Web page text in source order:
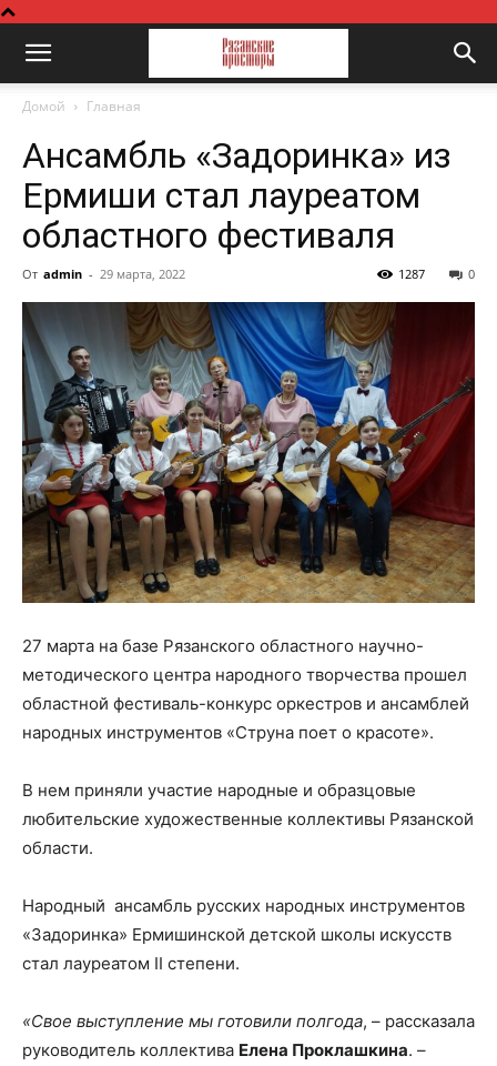
Домой Главная
Ансамбль «Задоринка» из
Ермиши стал лауреатом
областного фестиваля
От admin - 29 марта, 2022 0
1287
27 марта на базе Рязанского областного научно-
методического центра народного творчества прошел
областной фестиваль-конкурс оркестров и ансамблей
народных инструментов «Струна поет о красоте».
В нем приняли участие народные и образцовые
любительские художественные коллективы Рязанской
области.
Народный ансамбль русских народных инструментов
«Задоринка» Ермишинской детской школы искусств
стал лауреатом II степени.
«Свое выступление мы готовили полгода, – рассказала
руководитель коллектива Елена Проклашкина. –